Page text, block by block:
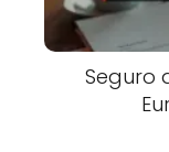
Seguro